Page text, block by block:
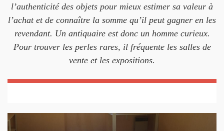
l’authenticité des objets pour mieux estimer sa valeur à
l’achat et de connaître la somme qu’il peut gagner en les
revendant. Un antiquaire est donc un homme curieux.
Pour trouver les perles rares, il fréquente les salles de
vente et les expositions.